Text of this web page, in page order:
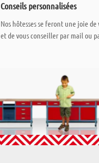
Conseils personnalisées
Nos hôtesses se feront une joie
et de vous conseiller par mail ou